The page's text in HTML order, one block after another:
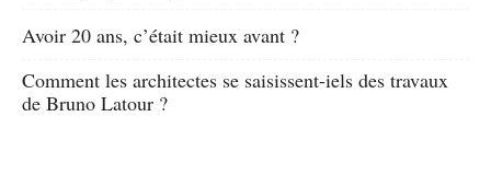
Avoir 20 ans, c’était mieux avant ?
Comment les architectes se saisissent-iels des travaux
de Bruno Latour ?